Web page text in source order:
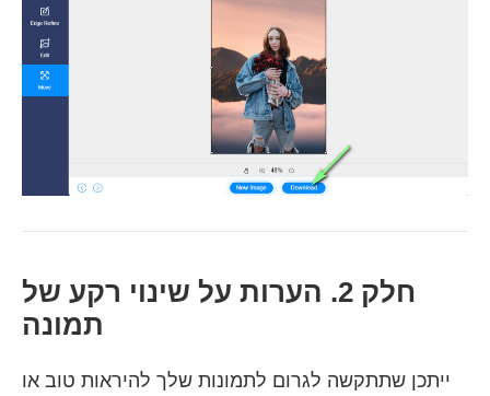
חלק 2. הערות על שינוי רקע של
תמונה
ייתכן שתתקשה לגרום לתמונות שלך להיראות טוב או